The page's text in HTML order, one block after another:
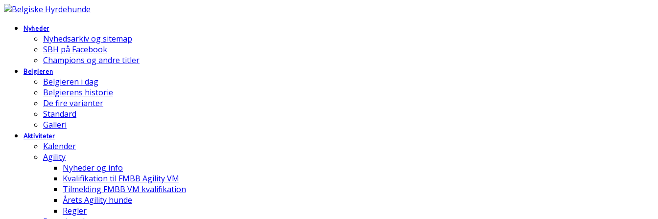
Nyheder
Nyhedsarkiv og sitemap
SBH på Facebook
Champions og andre titler
Belgieren
Belgieren i dag
Belgierens historie
De fire varianter
Standard
Galleri
Aktiviteter
Kalender
Agility
Nyheder og info
Kvalifikation til FMBB Agility VM
Tilmelding FMBB VM kvalifikation
Årets Agility hunde
Regler